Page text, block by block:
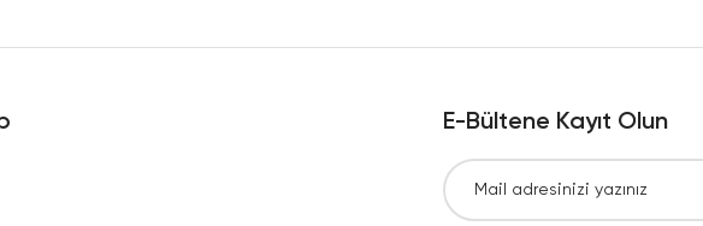
E-Bültene Kayıt Olun